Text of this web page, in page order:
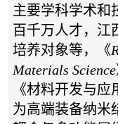
主要学科学术和
百千万人才， 江
培养对象等，《
Materials Science
《材料开发与
为高端装备纳米